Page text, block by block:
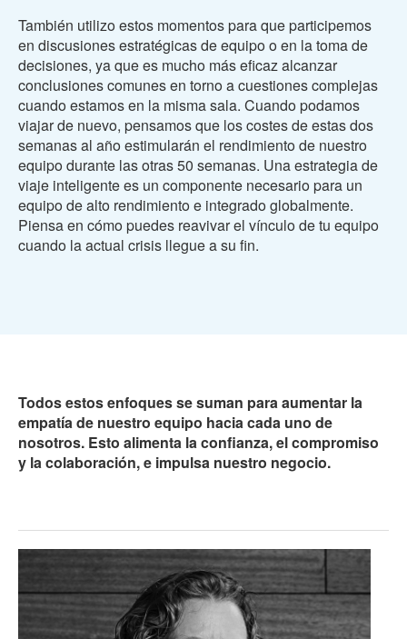
También utilizo estos momentos para que participemos
en discusiones estratégicas de equipo o en la toma de
decisiones, ya que es mucho más eficaz alcanzar
conclusiones comunes en torno a cuestiones complejas
cuando estamos en la misma sala. Cuando podamos
viajar de nuevo, pensamos que los costes de estas dos
semanas al año estimularán el rendimiento de nuestro
equipo durante las otras 50 semanas. Una estrategia de
viaje inteligente es un componente necesario para un
equipo de alto rendimiento e integrado globalmente.
Piensa en cómo puedes reavivar el vínculo de tu equipo
cuando la actual crisis llegue a su fin.
Todos estos enfoques se suman para aumentar la
empatía de nuestro equipo hacia cada uno de
nosotros. Esto alimenta la confianza, el compromiso
y la colaboración, e impulsa nuestro negocio.